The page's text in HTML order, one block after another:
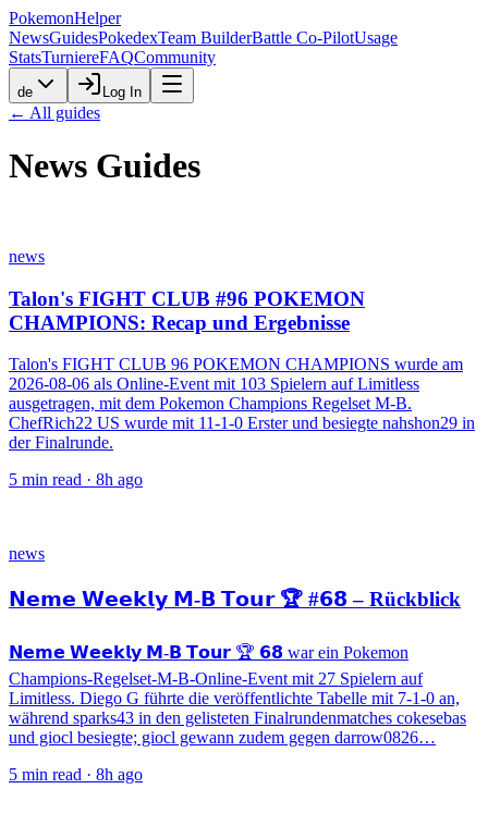
PokemonHelper
NewsGuidesPokedexTeam BuilderBattle Co-PilotUsage
StatsTurniereFAQCommunity
de Log In
← All guides
News Guides
news
Talon's FIGHT CLUB #96 POKEMON
CHAMPIONS: Recap und Ergebnisse
Talon's FIGHT CLUB 96 POKEMON CHAMPIONS wurde am
2026-08-06 als Online-Event mit 103 Spielern auf Limitless
ausgetragen, mit dem Pokemon Champions Regelset M-B.
ChefRich22 US wurde mit 11-1-0 Erster und besiegte nahshon29 in
der Finalrunde.
5 min read · 8h ago
news
𝗡𝗲𝗺𝗲 𝗪𝗲𝗲𝗸𝗹𝘆 𝗠-𝗕 𝗧𝗼𝘂𝗿 🏆 #𝟲𝟴 – Rückblick
𝗡𝗲𝗺𝗲 𝗪𝗲𝗲𝗸𝗹𝘆 𝗠-𝗕 𝗧𝗼𝘂𝗿 🏆 𝟲𝟴 war ein Pokemon
Champions-Regelset-M-B-Online-Event mit 27 Spielern auf
Limitless. Diego G führte die veröffentlichte Tabelle mit 7-1-0 an,
während sparks43 in den gelisteten Finalrundenmatches cokesebas
und giocl besiegte; giocl gewann zudem gegen darrow0826…
5 min read · 8h ago